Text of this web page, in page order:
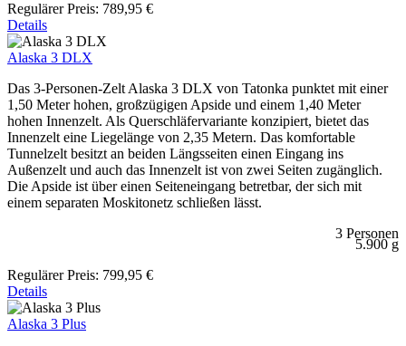
Regulärer Preis: 789,95 €
Details
Alaska 3 DLX
Das 3-Personen-Zelt Alaska 3 DLX von Tatonka punktet mit einer
1,50 Meter hohen, großzügigen Apside und einem 1,40 Meter
hohen Innenzelt. Als Querschläfervariante konzipiert, bietet das
Innenzelt eine Liegelänge von 2,35 Metern. Das komfortable
Tunnelzelt besitzt an beiden Längsseiten einen Eingang ins
Außenzelt und auch das Innenzelt ist von zwei Seiten zugänglich.
Die Apside ist über einen Seiteneingang betretbar, der sich mit
einem separaten Moskitonetz schließen lässt.
3 Personen
5.900 g
Regulärer Preis: 799,95 €
Details
Alaska 3 Plus